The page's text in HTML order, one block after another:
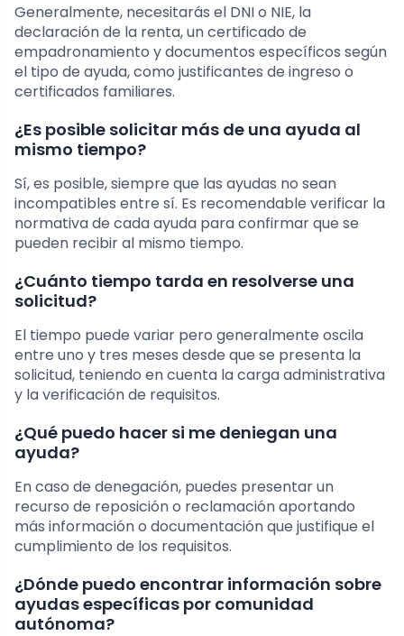
Generalmente, necesitarás el DNI o NIE, la
declaración de la renta, un certificado de
empadronamiento y documentos específicos según
el tipo de ayuda, como justificantes de ingreso o
certificados familiares.
¿Es posible solicitar más de una ayuda al
mismo tiempo?
Sí, es posible, siempre que las ayudas no sean
incompatibles entre sí. Es recomendable verificar la
normativa de cada ayuda para confirmar que se
pueden recibir al mismo tiempo.
¿Cuánto tiempo tarda en resolverse una
solicitud?
El tiempo puede variar pero generalmente oscila
entre uno y tres meses desde que se presenta la
solicitud, teniendo en cuenta la carga administrativa
y la verificación de requisitos.
¿Qué puedo hacer si me deniegan una
ayuda?
En caso de denegación, puedes presentar un
recurso de reposición o reclamación aportando
más información o documentación que justifique el
cumplimiento de los requisitos.
¿Dónde puedo encontrar información sobre
ayudas específicas por comunidad
autónoma?